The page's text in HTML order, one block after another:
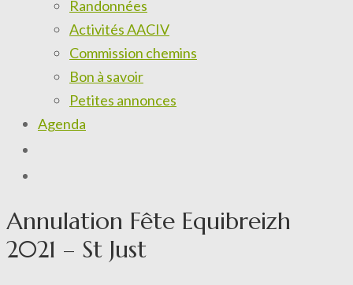
Randonnées
Activités AACIV
Commission chemins
Bon à savoir
Petites annonces
Agenda
Annulation Fête Equibreizh
2021 – St Just